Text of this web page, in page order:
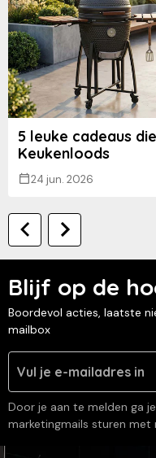
5 leuke cadeaus
Keukenloods
24 jun. 2026
Blijf op de
Boordevol acties, laatste
mailbox
Door je aan te melden ga
marketingmails sturen met